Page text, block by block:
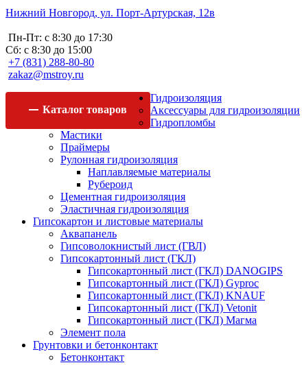
Нижний Новгород, ул. Порт-Артурская, 12в
Пн-Пт: с 8:30 до 17:30
Сб: с 8:30 до 15:00
+7 (831) 288-80-80
zakaz@mstroy.ru
Каталог товаров
Гидроизоляция
Аксессуары для гидроизоляции
Гидропломбы
Мастики
Праймеры
Рулонная гидроизоляция
Наплавляемые материалы
Рубероид
Цементная гидроизоляция
Эластичная гидроизоляция
Гипсокартон и листовые материалы
Аквапанель
Гипсоволокнистый лист (ГВЛ)
Гипсокартонный лист (ГКЛ)
Гипсокартонный лист (ГКЛ) DANOGIPS
Гипсокартонный лист (ГКЛ) Gyproc
Гипсокартонный лист (ГКЛ) KNAUF
Гипсокартонный лист (ГКЛ) Vetonit
Гипсокартонный лист (ГКЛ) Магма
Элемент пола
Грунтовки и бетонконтакт
Бетонконтакт